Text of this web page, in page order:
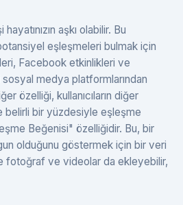
aşkı olabilir. Bu
eşleşmeleri bulmak için
Facebook etkinlikleri ve
sosyal medya platformlarından
özelliği, kullanıcıların diğer
belirli bir yüzdesiyle eşleşme
Beğenisi" özelliğidir. Bu, bir
olduğunu göstermek için bir veri
fotoğraf ve videolar da ekleyebilir,